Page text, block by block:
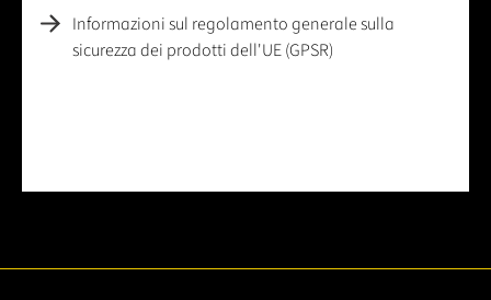
Informazioni sul regolamento generale sulla
sicurezza dei prodotti dell'UE (GPSR)